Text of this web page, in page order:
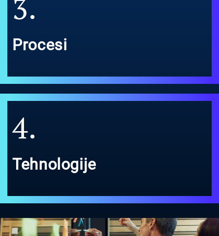
3.
Procesi
4.
Tehnologije